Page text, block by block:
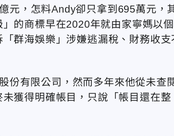
元，怎料Andy卻只拿到695萬元，
」的商標早在2020年就由家寧媽以
群海娛樂」涉嫌逃漏稅、財務收支
份有限公司，然而多年來他從未查
獲得明確帳目，只說「帳目還在整